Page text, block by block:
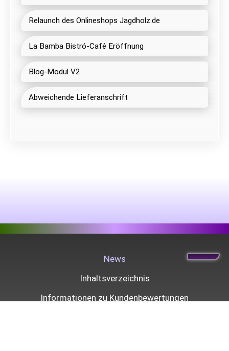
Relaunch des Onlineshops Jagdholz.de
La Bamba Bistró-Café Eröffnung
Blog-Modul V2
Abweichende Lieferanschrift
News
Inhaltsverzeichnis
Informationen zu Kundenbewertungen